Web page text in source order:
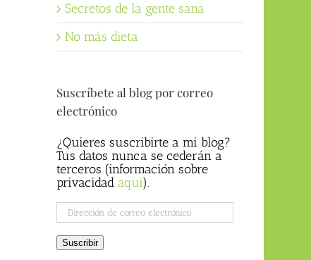
Secretos de la gente sana
No más dieta
Suscríbete al blog por correo
electrónico
¿Quieres suscribirte a mi blog?
Tus datos nunca se cederán a
terceros (información sobre
privacidad aqui).
Dirección
de
correo
electrónico
Suscribir